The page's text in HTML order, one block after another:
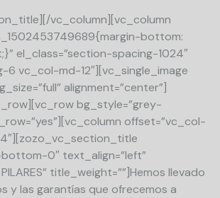
vc_column][vc_column
bottom:
el_class=”section-spacing-1024″
6 vc_col-md-12″][vc_single_image
alignment=”center”]
bg_style=”grey-
offset=”vc_col-
bottom-0″ text_align=”left”
PILARES” title_weight=””]Hemos llevado
y las garantías que ofrecemos a